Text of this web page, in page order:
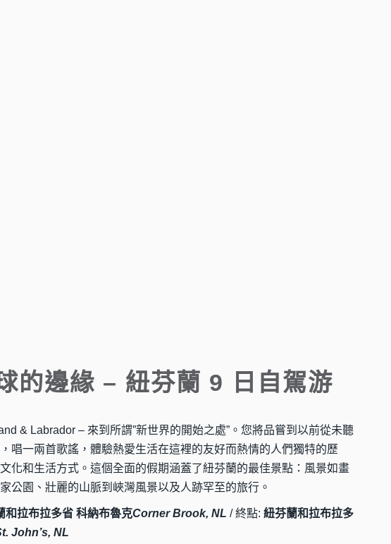
的邊緣 – 紐芬蘭 9 日自駕游
& Labrador – 來到所謂”新世界的開始之處”。您將品嘗到以前從未聽
唱一兩首歌謠，體驗熱愛生活在這裡的友好而熱情的人們獨特的歷
化和生活方式。這個全面的假期涵蓋了紐芬蘭的最佳景點：風景如畫
公園、壯麗的山脈到峽灣風景以及人跡罕至的旅行。
和拉布拉多省 科納布魯克Corner Brook, NL / 終點: 紐芬蘭和拉布拉多
John’s, NL